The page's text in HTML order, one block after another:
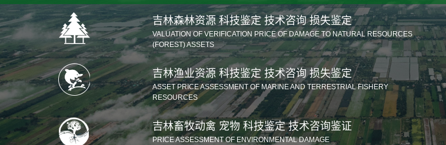
吉林森林资源 科技鉴定 技术咨询 损失鉴定
VALUATION OF VERIFICATION PRICE OF DAMAGE TO NATURAL RESOURCES
(FOREST) ASSETS
吉林渔业资源 科技鉴定 技术咨询 损失鉴定
ASSET PRICE ASSESSMENT OF MARINE AND TERRESTRIAL FISHERY
RESOURCES
吉林畜牧动禽 宠物 科技鉴定 技术咨询鉴证
PRICE ASSESSMENT OF ENVIRONMENTAL DAMAGE